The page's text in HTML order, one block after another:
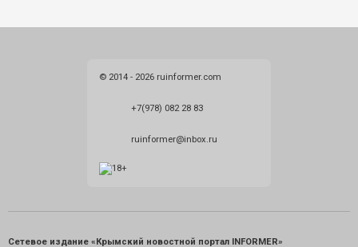
© 2014 - 2026 ruinformer.com
+7(978) 082 28 83
ruinformer@inbox.ru
Сетевое издание «Крымский новостной портал INFORMER»